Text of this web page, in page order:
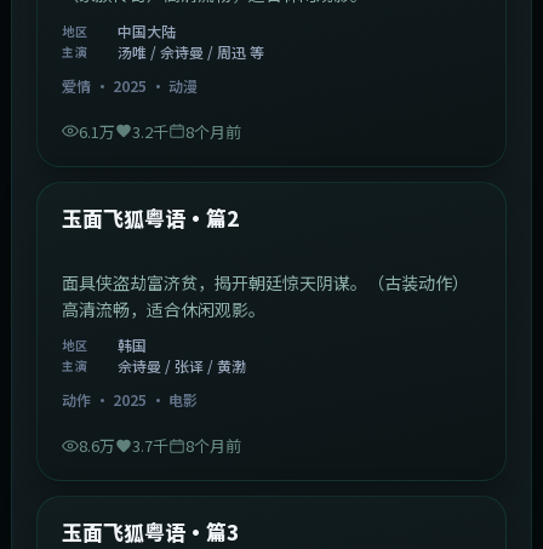
地区 中国大陆
主演
汤唯 / 佘诗曼 / 周迅 等
爱情· 2025 · 动漫
6.1万 3.2千 8个月前
最新
玉面飞狐粤语·篇2
面具侠盗劫富济贫，揭开朝廷惊天阴谋。（古装动作）
高清流畅，适合休闲观影。
地区 韩国
主演
佘诗曼 / 张译 / 黄渤
动作· 2025 · 电影
8.6万 3.7千 8个月前
最新
玉面飞狐粤语·篇3